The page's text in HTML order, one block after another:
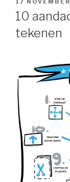
ON
17
10
tekenen